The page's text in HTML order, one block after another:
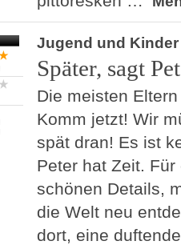
Jugend und Kinder
Später, sagt
Die meisten
Komm jetzt! Wir
spät dran! Es ist
Peter hat Zeit.
schönen Details,
die Welt neu
dort, eine